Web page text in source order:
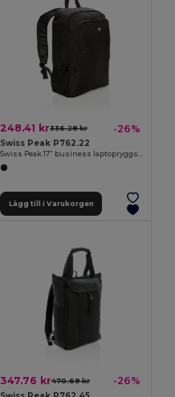
248.41 kr336.28 kr -26%
Swiss Peak P762.22
Swiss Peak 17” business laptopryggsäck
Lägg till i Varukorgen
347.76 kr470.69 kr -26%